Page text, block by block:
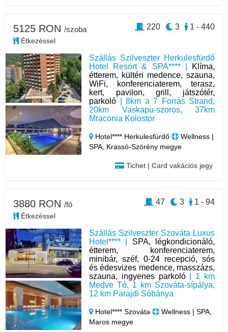
Szállás Szilveszter Herkulesfürdő
Hotel Resort & SPA**** |
Klíma,
étterem, kültéri medence, szauna,
WiFi, konferenciaterem, terasz,
kert, pavilon, grill, játszótér,
parkoló | 8km a 7 Forrás Strand,
20km Vaskapu-szoros, 37km
Mraconia Kolostor
Hotel**** Herkulesfürdő
Wellness |
SPA, Krassó-Szörény megye
Tichet | Card vakációs jegy
5125 RON /szoba
Étkezéssel
1 - 440
3
220
Szállás Szilveszter Szováta Luxus
Hotel**** | SPA, légkondicionáló,
étterem, konferenciaterem,
minibár, széf, 0-24 recepció, sós
és édesvizes medence, masszázs,
szauna, ingyenes parkoló| 1 km
Medve Tó, 1 km Szováta-sípálya,
12 km Parajdi Sóbánya
Hotel**** Szováta
Wellness | SPA,
Maros megye
3880 RON /fő
Étkezéssel
1 - 94
3
47